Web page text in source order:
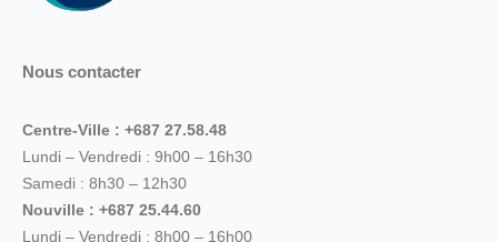
Nous contacter
Centre-Ville : +687 27.58.48
Lundi – Vendredi : 9h00 – 16h30
Samedi : 8h30 – 12h30
Nouville : +687 25.44.60
Lundi – Vendredi : 8h00 – 16h00